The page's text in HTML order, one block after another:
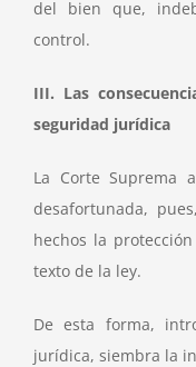
del bien que,
control.
III. Las
seguridad jurídica
La Corte Suprema
desafortunada,
hechos la
texto de la ley.
De esta forma,
jurídica, siembra la